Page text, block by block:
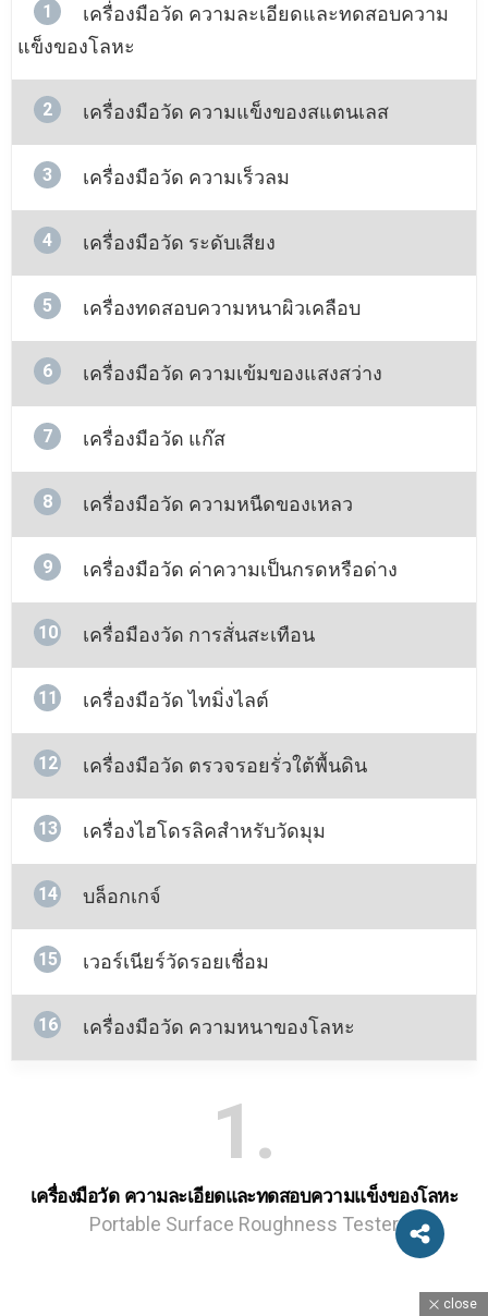
1
เครื่องมือวัด ความละเอียดและทดสอบความ
แข็งของโลหะ
2 เครื่องมือวัด ความแข็งของสแตนเลส
3 เครื่องมือวัด ความเร็วลม
4 เครื่องมือวัด ระดับเสียง
5 เครื่องทดสอบความหนาผิวเคลือบ
6 เครื่องมือวัด ความเข้มของแสงสว่าง
7 เครื่องมือวัด แก๊ส
8 เครื่องมือวัด ความหนืดของเหลว
9 เครื่องมือวัด ค่าความเป็นกรดหรือด่าง
10 เครื่อมืองวัด การสั่นสะเทือน
11 เครื่องมือวัด ไทมิ่งไลต์
12 เครื่องมือวัด ตรวจรอยรั่วใต้พื้นดิน
13 เครื่องไฮโดรลิคสําหรับวัดมุม
14 บล็อกเกจ์
15 เวอร์เนียร์วัดรอยเชื่อม
16 เครื่องมือวัด ความหนาของโลหะ
1
เครื่องมือวัด ความละเอียดและทดสอบความแข็งของโลหะ
Portable Surface Roughness Tester
close